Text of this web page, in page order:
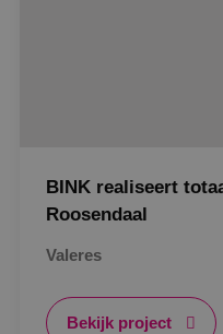
BINK realiseert
Roosendaal
Valeres
Bekijk project